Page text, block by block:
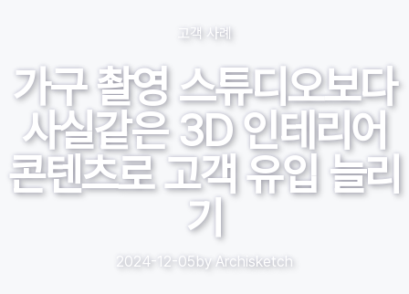
고객 사례
가구 촬영 스튜디오보다
사실같은 3D 인테리어
콘텐츠로 고객 유입 늘리
기
2024-12-05by Archisketch